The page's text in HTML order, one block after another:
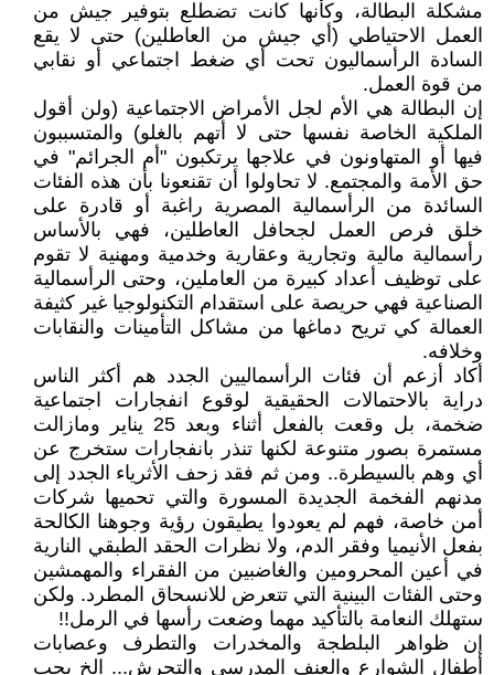
مشكلة البطالة، وكأنها كانت تضطلع بتوفير جيش من
العمل الاحتياطي (أي جيش من العاطلين) حتى لا يقع
السادة الرأسماليون تحت أي ضغط اجتماعي أو نقابي
من قوة العمل.
إن البطالة هي الأم لجل الأمراض الاجتماعية (ولن أقول
الملكية الخاصة نفسها حتى لا أتهم بالغلو) والمتسببون
فيها أو المتهاونون في علاجها يرتكبون "أم الجرائم" في
حق الأمة والمجتمع. لا تحاولوا أن تقنعونا بأن هذه الفئات
السائدة من الرأسمالية المصرية راغبة أو قادرة على
خلق فرص العمل لجحافل العاطلين، فهي بالأساس
رأسمالية مالية وتجارية وعقارية وخدمية ومهنية لا تقوم
على توظيف أعداد كبيرة من العاملين، وحتى الرأسمالية
الصناعية فهي حريصة على استقدام التكنولوجيا غير كثيفة
العمالة كي تريح دماغها من مشاكل التأمينات والنقابات
وخلافه.
أكاد أزعم أن فئات الرأسماليين الجدد هم أكثر الناس
دراية بالاحتمالات الحقيقية لوقوع انفجارات اجتماعية
ضخمة، بل وقعت بالفعل أثناء وبعد 25 يناير ومازالت
مستمرة بصور متنوعة لكنها تنذر بانفجارات ستخرج عن
أي وهم بالسيطرة.. ومن ثم فقد زحف الأثرياء الجدد إلى
مدنهم الفخمة الجديدة المسورة والتي تحميها شركات
أمن خاصة، فهم لم يعودوا يطيقون رؤية وجوهنا الكالحة
بفعل الأنيميا وفقر الدم، ولا نظرات الحقد الطبقي النارية
في أعين المحرومين والغاضبين من الفقراء والمهمشين
وحتى الفئات البينية التي تتعرض للانسحاق المطرد. ولكن
ستهلك النعامة بالتأكيد مهما وضعت رأسها في الرمل!!
إن ظواهر البلطجة والمخدرات والتطرف وعصابات
أطفال الشوارع والعنف المدرسي والتحرش... الخ يجب